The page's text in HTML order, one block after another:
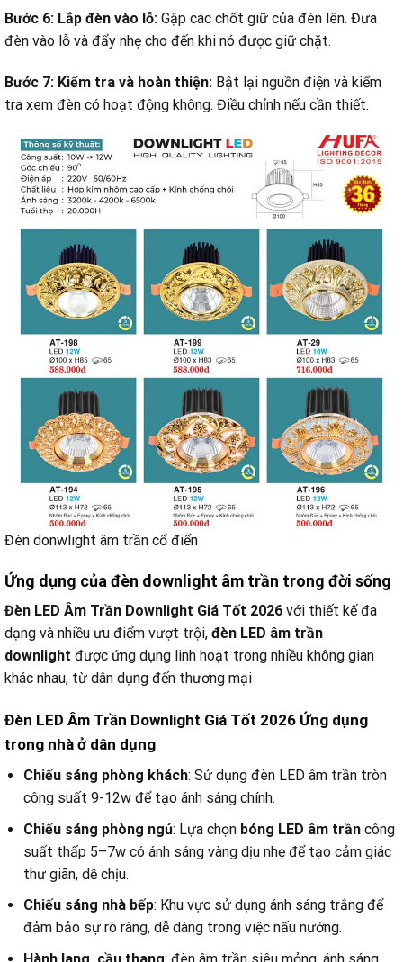
Bước 6: Lắp đèn vào lỗ: Gập các chốt giữ của đèn lên. Đưa
đèn vào lỗ và đẩy nhẹ cho đến khi nó được giữ chặt.
Bước 7: Kiểm tra và hoàn thiện: Bật lại nguồn điện và kiểm
tra xem đèn có hoạt động không. Điều chỉnh nếu cần thiết.
Đèn donwlight âm trần cổ điển
Ứng dụng của đèn downlight âm trần trong đời sống
Đèn LED Âm Trần Downlight Giá Tốt 2026 với thiết kế đa
dạng và nhiều ưu điểm vượt trội, đèn LED âm trần
downlight được ứng dụng linh hoạt trong nhiều không gian
khác nhau, từ dân dụng đến thương mại
Đèn LED Âm Trần Downlight Giá Tốt 2026 Ứng dụng
trong nhà ở dân dụng
Chiếu sáng phòng khách: Sử dụng đèn LED âm trần tròn
công suất 9-12w để tạo ánh sáng chính.
Chiếu sáng phòng ngủ: Lựa chọn bóng LED âm trầncông
suất thấp 5–7w có ánh sáng vàng dịu nhẹ để tạo cảm giác
thư giãn, dễ chịu.
Chiếu sáng nhà bếp: Khu vực sử dụng ánh sáng trắng để
đảm bảo sự rõ ràng, dễ dàng trong việc nấu nướng.